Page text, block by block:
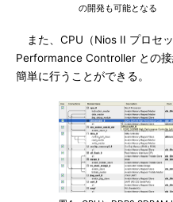
の開発も可能となる
また、CPU（Nios II プロセ
Performance Controller との接
簡単に行うことができる。